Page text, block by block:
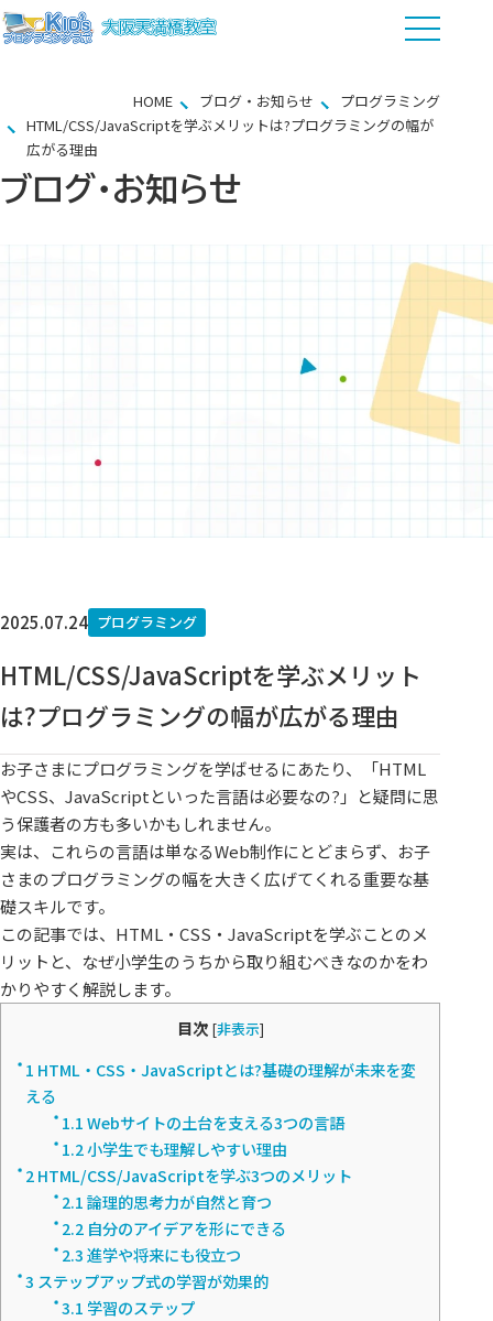
ブログ・お知らせ
HOME ブログ・お知らせ
プログラミング
HTML/CSS/JavaScriptを学ぶメリットは?プログラミングの幅が
広がる理由
2025.07.24 プログラミング
HTML/CSS/JavaScriptを学ぶメリット
は?プログラミングの幅が広がる理由
お子さまにプログラミングを学ばせるにあたり、「HTML
やCSS、JavaScriptといった言語は必要なの?」と疑問に思
う保護者の方も多いかもしれません。
実は、これらの言語は単なるWeb制作にとどまらず、お子
さまのプログラミングの幅を大きく広げてくれる重要な基
礎スキルです。
この記事では、HTML・CSS・JavaScriptを学ぶことのメ
リットと、なぜ小学生のうちから取り組むべきなのかをわ
かりやすく解説します。
目次 [非表示]
1 HTML・CSS・JavaScriptとは?基礎の理解が未来を変
える
1.1Webサイトの土台を支える3つの言語
1.2小学生でも理解しやすい理由
2HTML/CSS/JavaScriptを学ぶ3つのメリット
2.1論理的思考力が自然と育つ
2.2 自分のアイデアを形にできる
2.3進学や将来にも役立つ
3 ステップアップ式の学習が効果的
3.1 学習のステップ